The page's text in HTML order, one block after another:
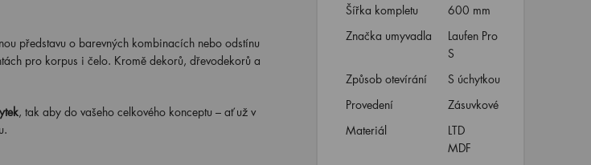
představu o barevných kombinacích nebo odstínu
pro korpus i čelo. Kromě dekorů, dřevodekorů a
, tak aby do vašeho celkového konceptu – ať už v
Šířka kompletu
600 mm
Značka umyvadla
Laufen Pro
S
Způsob otevírání
S úchytkou
Provedení
Zásuvkové
Materiál
LTD
MDF